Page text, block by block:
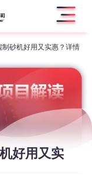
砂机好用又实惠？详情
好用又实